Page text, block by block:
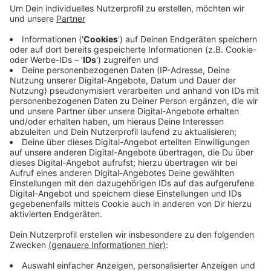
Umso wichtiger ist es, nicht nur Stammgäste sondern
auch neue Kurzurlauber zu locken. Touristiker wollen
damit mit dem Highlight der Region, den Burgen und
Schlössern punkten. Mit dem Fahrrad auf der Burgen-
und Schlösserroute immer wieder Station machen,
Stempel sammeln und am Ende etwas gewinnen. Das
ist eine neue Aktion. Mit dabei ist die Burg
Lüdinghausen, das Schloss Nordkirchen und die
Kovenburg in Billerbeck. Mehr Infos gibt esHIER.
Anzeige